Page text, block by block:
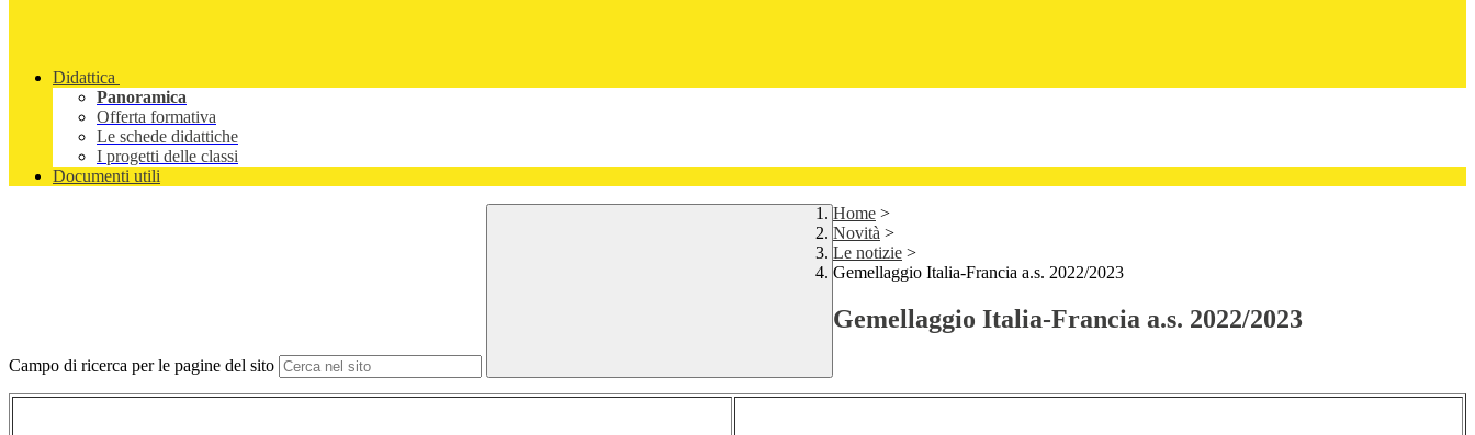
Didattica
Panoramica
Offerta formativa
Le schede didattiche
I progetti delle classi
Documenti utili
Campo di ricerca per le pagine del sito
Home >
Novità >
Le notizie >
Gemellaggio Italia-Francia a.s. 2022/2023
Gemellaggio Italia-Francia a.s. 2022/2023